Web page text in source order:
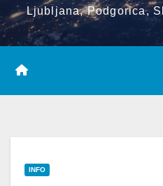
Ljubljana, Podgorica,
INFO